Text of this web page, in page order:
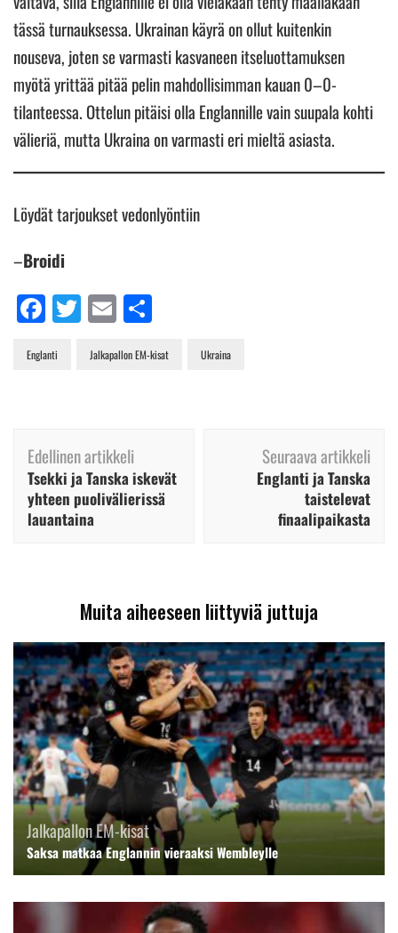
tässä turnauksessa. Ukrainan käyrä on ollut kuitenkin
nouseva, joten se varmasti kasvaneen itseluottamuksen
myötä yrittää pitää pelin mahdollisimman kauan 0–0-
tilanteessa. Ottelun pitäisi olla Englannille vain suupala kohti
välieriä, mutta Ukraina on varmasti eri mieltä asiasta.
Löydät tarjoukset vedonlyöntiin
–Broidi
Facebook
Twitter
Email
Englanti Jalkapallon EM-kisat Ukraina
Artikkelien
selaus
Edellinen artikkeli
Tsekki ja Tanska iskevät
yhteen puolivälierissä
lauantaina
Seuraava artikkeli
Englanti ja Tanska
taistelevat
finaalipaikasta
Muita aiheeseen liittyviä juttuja
Jalkapallon EM-kisat
Saksa matkaa Englannin vieraaksi Wembleylle